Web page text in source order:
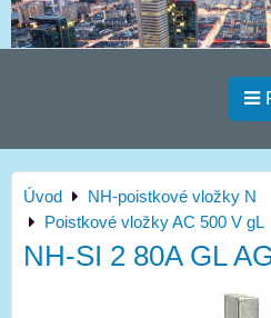
Úvod
NH-poistkové vložky N
Poistkové vložky AC 500 V gL
NH-SI 2 80A GL